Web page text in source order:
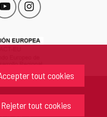
tout cookies
Rejeter tout cookies
YouTube
Este
enlace
abrirá
ventana
nueva.
Instagram
Este
enlace
abrirá
ventana